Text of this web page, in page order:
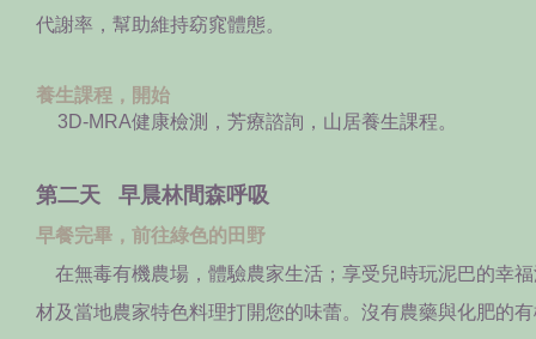
代謝率，幫助維持窈窕體態。
養生課程，開始
3D-MRA健康檢測，芳療諮詢，山居養生課程。
第二天 早晨林間森呼吸
早餐完畢，前往綠色的田野
在無毒有機農場，體驗農家生活；享受兒時玩泥巴的幸
材及當地農家特色料理打開您的味蕾。沒有農藥與化肥的